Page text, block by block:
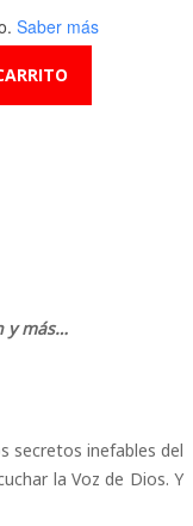
Saber más
y más…
secretos inefables del
la Voz de Dios. Y